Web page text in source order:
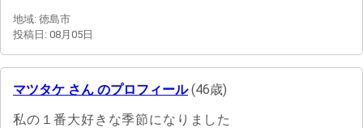
地域: 徳島市
投稿日: 08月05日
マツタケ さん のプロフィール(46歳)
私の１番大好きな季節になりました